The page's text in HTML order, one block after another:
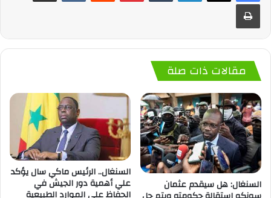
مقالات ذات صلة
السنغال: هل سيقدم عثمان
السنغال.. الرئيس ماكي سال يؤكد
علي أهمية دور الجيش في
الحفاظ على الموارد الطبيعية